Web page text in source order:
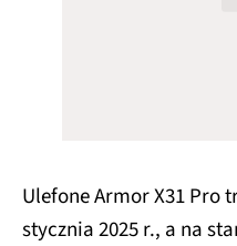
Ulefone Armor X31 Pro
stycznia 2025 r., a na